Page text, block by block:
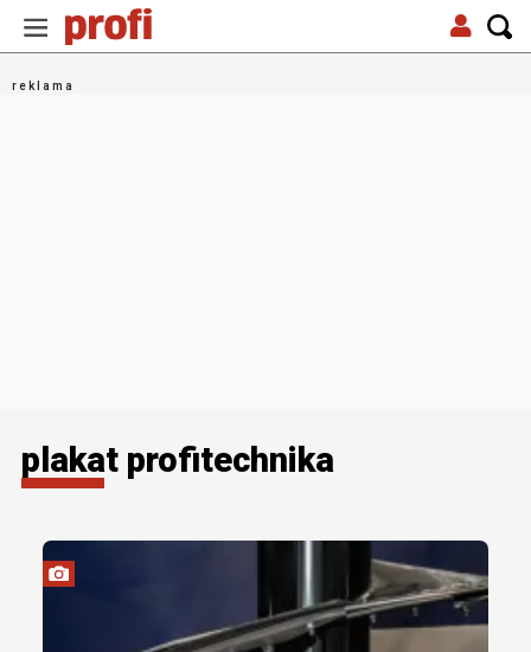
plakat profitechnika